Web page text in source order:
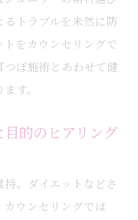
トラブルを未然に防
をカウンセリングで
ぼ施術とあわせて健
す。
的のヒアリング
、ダイエットなどさ
ウンセリングでは